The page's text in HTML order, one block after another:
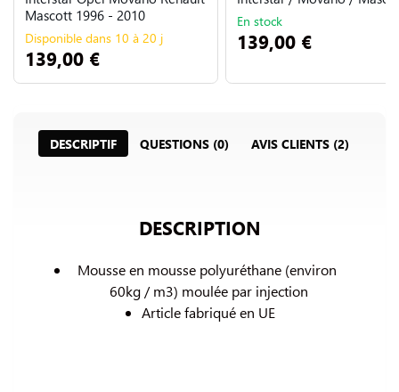
Mascott 1996 - 2010
Disponible dans 10 à 20 j
139,00 €
En stock
139,00 €
DESCRIPTIF QUESTIONS (0) AVIS CLIENTS (2)
DESCRIPTION
Mousse en mousse polyuréthane (environ
60kg / m3) moulée par injection
Article fabriqué en UE